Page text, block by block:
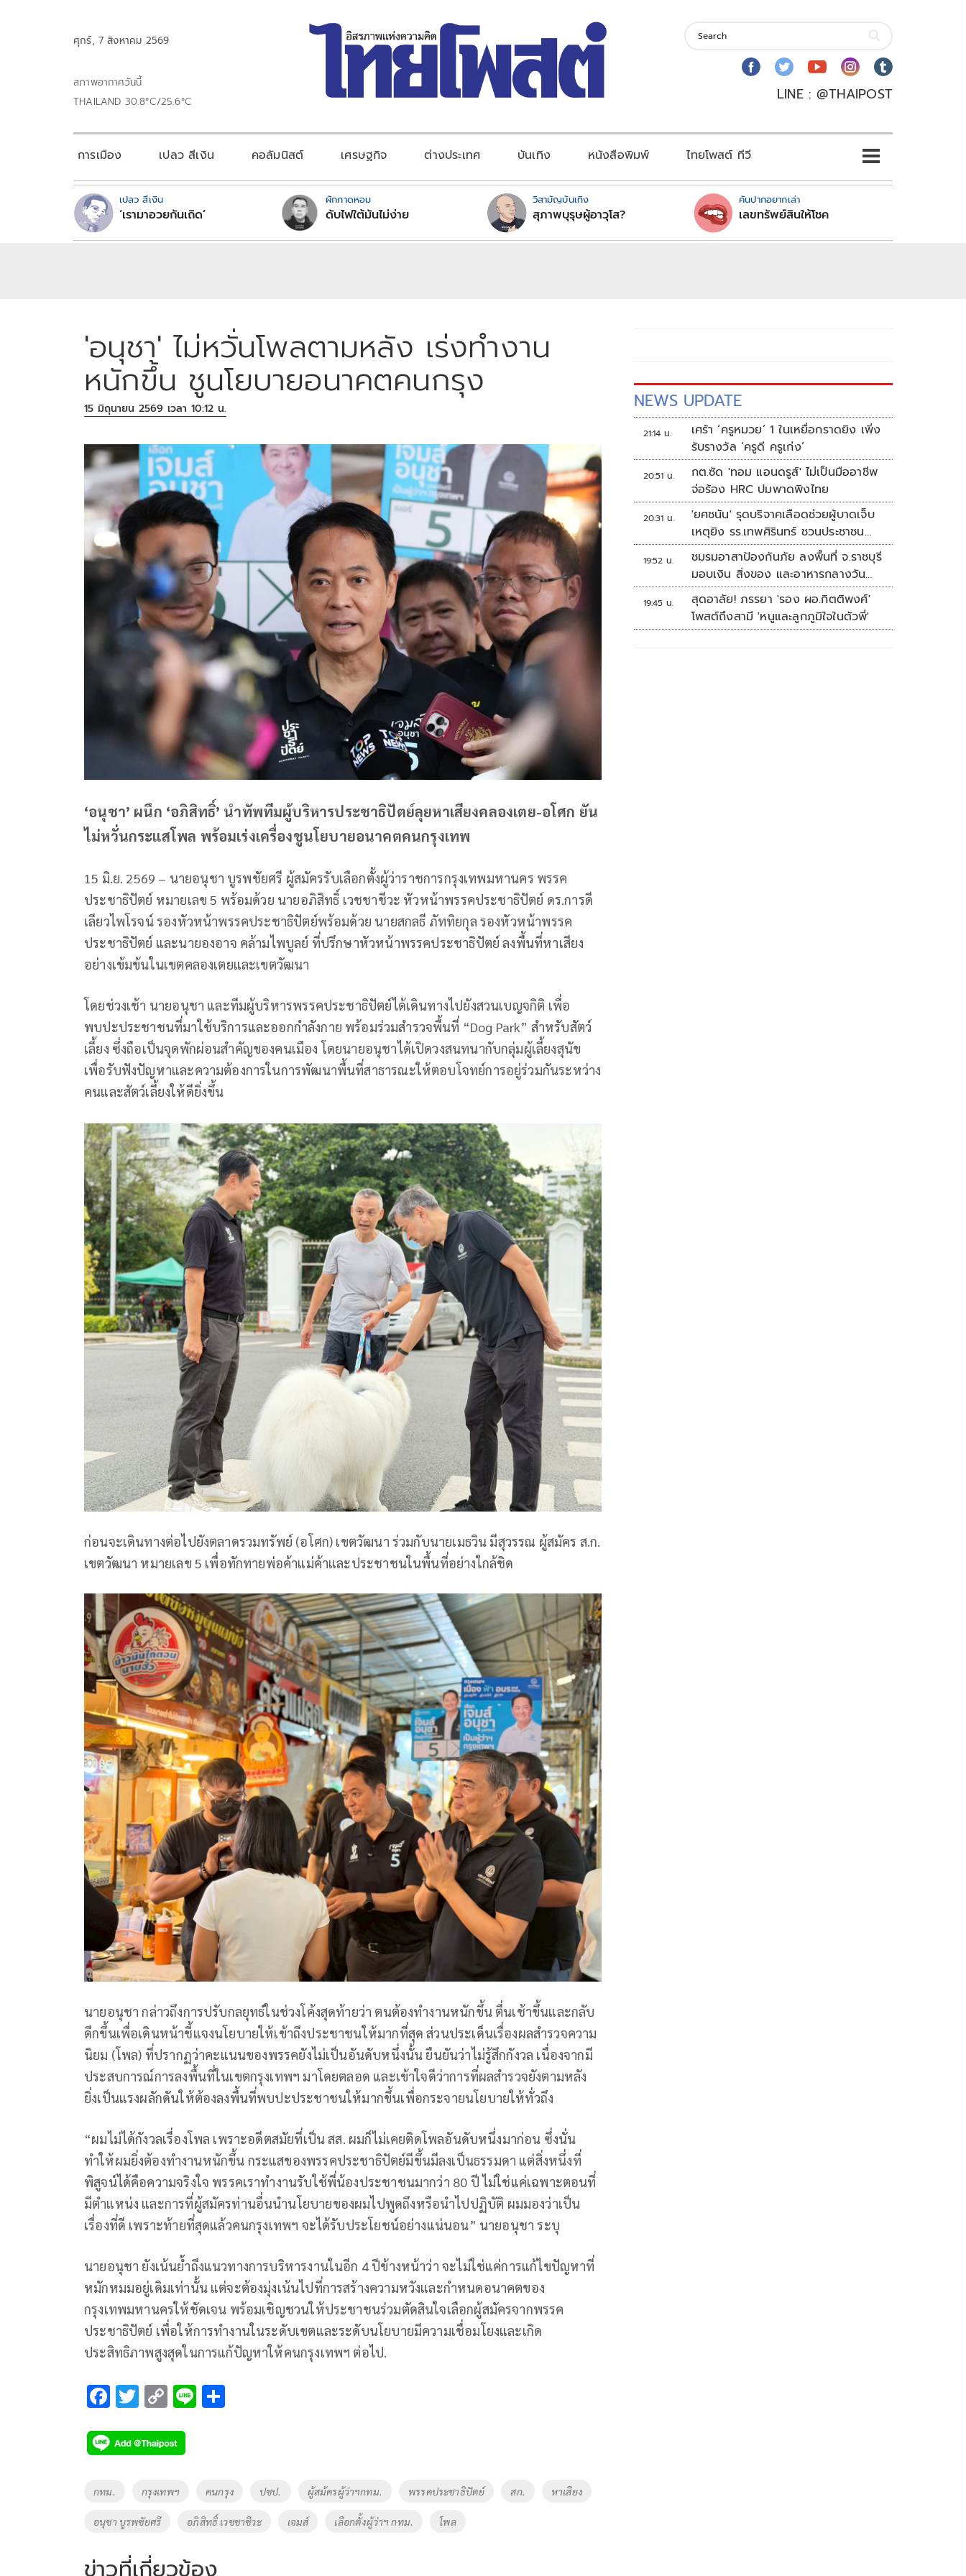
ศุกร์, 7 สิงหาคม 2569
สภาพอากาศวันนี้
THAILAND 30.8°C/25.6°C
LINE : @THAIPOST
การเมือง เปลว สีเงิน คอลัมนิสต์ เศรษฐกิจ ต่างประเทศ บันเทิง หนังสือพิมพ์ ไทยโพสต์ ทีวี
เปลว สีเงิน
‘เรามาอวยกันเถิด’
ผักกาดหอม
ดับไฟใต้มันไม่ง่าย
วิสามัญบันเทิง
สุภาพบุรุษผู้อาวุโส?
คันปากอยากเล่า
เลขทรัพย์สินให้โชค
'อนุชา' ไม่หวั่นโพลตามหลัง เร่งทำงาน
หนักขึ้น ชูนโยบายอนาคตคนกรุง
15 มิถุนายน 2569 เวลา 10:12 น.
‘อนุชา’ ผนึก ‘อภิสิทธิ์’ นำทัพทีมผู้บริหารประชาธิปัตย์ลุยหาเสียงคลองเตย-อโศก ยัน
ไม่หวั่นกระแสโพล พร้อมเร่งเครื่องชูนโยบายอนาคตคนกรุงเทพ
15 มิ.ย. 2569 – นายอนุชา บูรพชัยศรี ผู้สมัครรับเลือกตั้งผู้ว่าราชการกรุงเทพมหานคร พรรค
ประชาธิปัตย์ หมายเลข 5 พร้อมด้วย นายอภิสิทธิ์ เวชชาชีวะ หัวหน้าพรรคประชาธิปัตย์ ดร.การดี
เลียวไพโรจน์ รองหัวหน้าพรรคประชาธิปัตย์พร้อมด้วย นายสกลธี ภัททิยกุล รองหัวหน้าพรรค
ประชาธิปัตย์ และนายองอาจ คล้ามไพบูลย์ ที่ปรึกษาหัวหน้าพรรคประชาธิปัตย์ ลงพื้นที่หาเสียง
อย่างเข้มข้นในเขตคลองเตยและเขตวัฒนา
โดยช่วงเช้า นายอนุชา และทีมผู้บริหารพรรคประชาธิปัตย์ได้เดินทางไปยังสวนเบญจกิติ เพื่อ
พบปะประชาชนที่มาใช้บริการและออกกำลังกาย พร้อมร่วมสำรวจพื้นที่ “Dog Park” สำหรับสัตว์
เลี้ยง ซึ่งถือเป็นจุดพักผ่อนสำคัญของคนเมือง โดยนายอนุชาได้เปิดวงสนทนากับกลุ่มผู้เลี้ยงสุนัข
เพื่อรับฟังปัญหาและความต้องการในการพัฒนาพื้นที่สาธารณะให้ตอบโจทย์การอยู่ร่วมกันระหว่าง
คนและสัตว์เลี้ยงให้ดียิ่งขึ้น
ก่อนจะเดินทางต่อไปยังตลาดรวมทรัพย์ (อโศก) เขตวัฒนา ร่วมกับนายเมธวิน มีสุวรรณ ผู้สมัคร ส.ก.
เขตวัฒนา หมายเลข 5 เพื่อทักทายพ่อค้าแม่ค้าและประชาชนในพื้นที่อย่างใกล้ชิด
นายอนุชา กล่าวถึงการปรับกลยุทธ์ในช่วงโค้งสุดท้ายว่า ตนต้องทำงานหนักขึ้น ตื่นเช้าขึ้นและกลับ
ดึกขึ้นเพื่อเดินหน้าชี้แจงนโยบายให้เข้าถึงประชาชนให้มากที่สุด ส่วนประเด็นเรื่องผลสำรวจความ
นิยม (โพล) ที่ปรากฏว่าคะแนนของพรรคยังไม่เป็นอันดับหนึ่งนั้น ยืนยันว่าไม่รู้สึกกังวล เนื่องจากมี
ประสบการณ์การลงพื้นที่ในเขตกรุงเทพฯ มาโดยตลอด และเข้าใจดีว่าการที่ผลสำรวจยังตามหลัง
ยิ่งเป็นแรงผลักดันให้ต้องลงพื้นที่พบปะประชาชนให้มากขึ้นเพื่อกระจายนโยบายให้ทั่วถึง
“ผมไม่ได้กังวลเรื่องโพล เพราะอดีตสมัยที่เป็น สส. ผมก็ไม่เคยติดโพลอันดับหนึ่งมาก่อน ซึ่งนั่น
ทำให้ผมยิ่งต้องทำงานหนักขึ้น กระแสของพรรคประชาธิปัตย์มีขึ้นมีลงเป็นธรรมดา แต่สิ่งหนึ่งที่
พิสูจน์ได้คือความจริงใจ พรรคเราทำงานรับใช้พี่น้องประชาชนมากว่า 80 ปี ไม่ใช่แค่เฉพาะตอนที่
มีตำแหน่ง และการที่ผู้สมัครท่านอื่นนำนโยบายของผมไปพูดถึงหรือนำไปปฏิบัติ ผมมองว่าเป็น
เรื่องที่ดี เพราะท้ายที่สุดแล้วคนกรุงเทพฯ จะได้รับประโยชน์อย่างแน่นอน” นายอนุชา ระบุ
นายอนุชา ยังเน้นย้ำถึงแนวทางการบริหารงานในอีก 4 ปีข้างหน้าว่า จะไม่ใช่แค่การแก้ไขปัญหาที่
หมักหมมอยู่เดิมเท่านั้น แต่จะต้องมุ่งเน้นไปที่การสร้างความหวังและกำหนดอนาคตของ
กรุงเทพมหานครให้ชัดเจน พร้อมเชิญชวนให้ประชาชนร่วมตัดสินใจเลือกผู้สมัครจากพรรค
ประชาธิปัตย์ เพื่อให้การทำงานในระดับเขตและระดับนโยบายมีความเชื่อมโยงและเกิด
ประสิทธิภาพสูงสุดในการแก้ปัญหาให้คนกรุงเทพฯ ต่อไป.
F
e
b
o
o
k
T
tt
er
C
p
y
Li
Li
Tags
กทม. กรุงเทพฯ คนกรุง ปชป. ผู้สม้ครผู้ว่าฯกทม. พรรคประชาธิปัตย์ สก. หาเสียง
อนุชา บูรพชัยศรี อภิสิทธิ์ เวชชาชีวะ เจมส์ เลือกตั้งผู้ว่าฯ กทม. โพล
NEWS UPDATE
21:14 น.
เศร้า ‘ครูหมวย’ 1 ในเหยื่อกราดยิง เพิ่ง
รับรางวัล ‘ครูดี ครูเก่ง’
20:51 น.
กต.ซัด 'ทอม แอนดรูส์' ไม่เป็นมืออาชีพ
จ่อร้อง HRC ปมพาดพิงไทย
20:31 น.
'ยศชนัน' รุดบริจาคเลือดช่วยผู้บาดเจ็บ
เหตุยิง รร.เทพศิรินทร์ ชวนประชาชน
ร่วมบริจาค
19:52 น.
ชมรมอาสาป้องกันภัย ลงพื้นที่ จ.ราชบุรี
มอบเงิน สิ่งของ และอาหารกลางวัน
แก่โรงเรียนบ้านหนองน้ำใส
19:45 น.
สุดอาลัย! ภรรยา 'รอง ผอ.กิตติพงศ์'
โพสต์ถึงสามี 'หนูและลูกภูมิใจในตัวพี่'